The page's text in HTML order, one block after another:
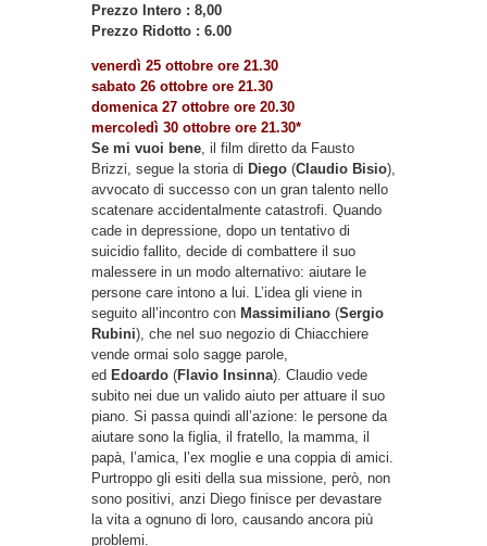
Prezzo Intero : 8,00
Prezzo Ridotto : 6.00
venerdì 25 ottobre ore 21.30
sabato 26 ottobre ore 21.30
domenica 27 ottobre ore 20.30
mercoledì 30 ottobre ore 21.30*
Se mi vuoi bene , il film diretto da Fausto
Brizzi, segue la storia di Diego (Claudio Bisio),
avvocato di successo con un gran talento nello
scatenare accidentalmente catastrofi. Quando
cade in depressione, dopo un tentativo di
suicidio fallito, decide di combattere il suo
malessere in un modo alternativo: aiutare le
persone care intono a lui. L’idea gli viene in
seguito all’incontro con Massimiliano (Sergio
Rubini), che nel suo negozio di Chiacchiere
vende ormai solo sagge parole,
ed Edoardo (Flavio Insinna). Claudio vede
subito nei due un valido aiuto per attuare il suo
piano. Si passa quindi all’azione: le persone da
aiutare sono la figlia, il fratello, la mamma, il
papà, l’amica, l’ex moglie e una coppia di amici.
Purtroppo gli esiti della sua missione, però, non
sono positivi, anzi Diego finisce per devastare
la vita a ognuno di loro, causando ancora più
problemi.